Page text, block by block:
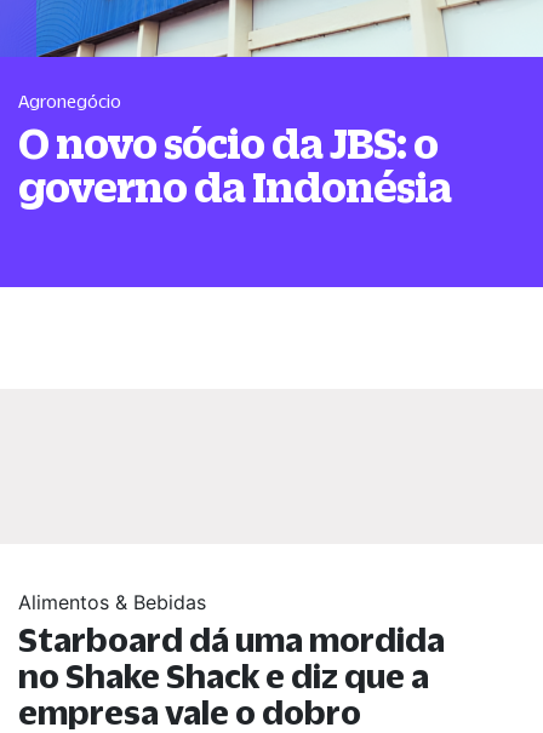
Agronegócio
O novo sócio da JBS: o
governo da Indonésia
Alimentos & Bebidas
Starboard dá uma mordida
no Shake Shack e diz que a
empresa vale o dobro